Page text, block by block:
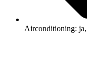
Airconditioning: ja,